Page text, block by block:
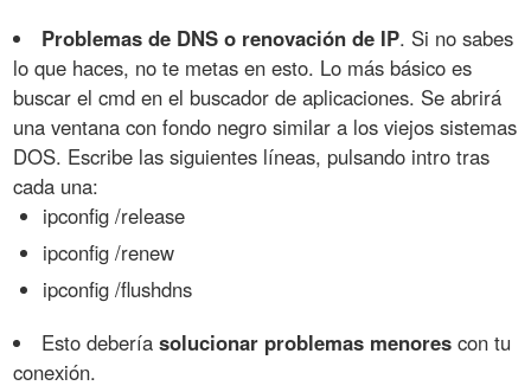
Problemas de DNS o renovación de IP. Si no sabes
lo que haces, no te metas en esto. Lo más básico es
buscar el cmd en el buscador de aplicaciones. Se abrirá
una ventana con fondo negro similar a los viejos sistemas
DOS. Escribe las siguientes líneas, pulsando intro tras
cada una:
ipconfig /release
ipconfig /renew
ipconfig /flushdns
Esto debería solucionar problemas menorescon tu
conexión.